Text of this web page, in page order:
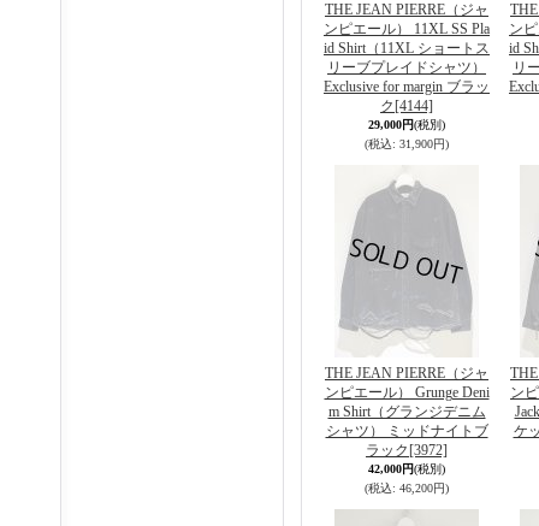
THE JEAN PIERRE（ジャ
ンピエール） 11XL SS Pla
id Shirt（11XL ショートス
リーブプレイドシャツ）
Exclusive for margin ブラッ
ク [4144]
29,000円(税別)
(税込: 31,900円)
ン
id
リ
THE JEAN PIERRE（ジャ
ンピエール） Grunge Deni
m Shirt（グランジデニム
シャツ） ミッドナイトブ
ラック [3972]
42,000円(税別)
(税込: 46,200円)
ン
ケ